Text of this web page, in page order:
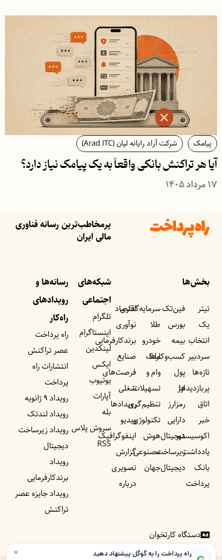
پیامک شرکت آراد رایانه لیان (Arad ITC)
آیا هر تراکنش بانکی واقعاً به یک پیامک نیاز دارد؟
۱۷ مرداد ۱۴۰۵
پرمخاطب‌ترین رسانه فناوری
مالی ایران
بخش‌ها
تیتر
یک
انتخاب
سردبیر
تازه‌ها
پربازدید‌ها
اتاق
خبر
اکوسیستم
یادداشت‌
بانک
پرداخت
فین‌تک
بورس
بیمه
کسب‌وکار‌ها
پول
ارز
رمزارز
دارایی
دیجیتال
زیرساخت
دیجیتال
سرمایه‌گذاری
طلا
خودرو
ملک
وام و
تسهیلات
تنظیم‌گری
تکنولوژی
هوش
مصنوعی
جهان
اقتصاد
نوآوری
برندکارفرمایی
صنایع
فرصت‌های
شغلی
رویداد‌ها
ویدیو
اینفوگرافیک
گزارش
تصویری
درباره
شبکه‌های
اجتماعی
تلگرام
اینستاگرام
لینکدین
ایکس
یوتیوب
آپارات
بله
سروش پلاس
RSS
رسانه‌ها و
رویداد‌های
راه‌کار
راه پرداخت
عصر تراکنش
انتشارات راه
پرداخت
رویداد ۹ ژانویه
رویداد لندتک
رویداد زیرساخت
دیجیتال
رویداد
برندکارفرمایی
رویداد جایزه عصر
تراکنش
دستگاه کارتخوان
× راه پرداخت را به گوگل پیشنهاد دهید